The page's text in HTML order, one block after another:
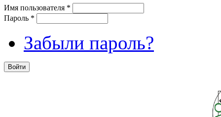
Имя пользователя *
Пароль *
Забыли пароль?